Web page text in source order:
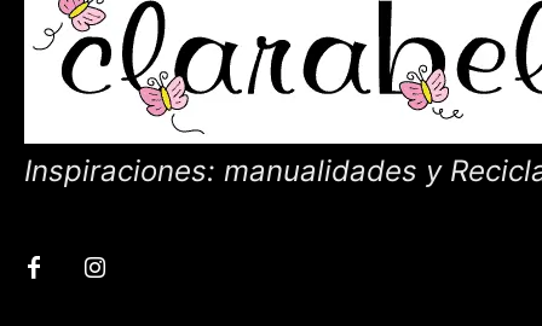
Inspiraciones: manualidades y